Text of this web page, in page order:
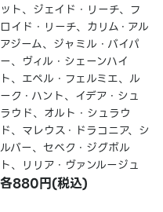
ット、ジェイド・リーチ、フ
ロイド・リーチ、カリム・アル
アジーム、ジャミル・バイパ
ー、ヴィル・シェーンハイ
ト、エペル・フェルミエ、ル
ーク・ハント、イデア・シュ
ラウド、オルト・シュラウ
ド、マレウス・ドラコニア、シ
ルバー、セベク・ジグボル
ト、リリア・ヴァンルージュ
各880円(税込)